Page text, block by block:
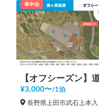
車中泊
¥3,000〜/1泊
長野県上田市武石上本入